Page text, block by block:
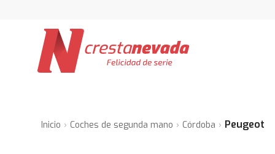
Inicio Coches de segunda mano Córdoba Peugeot